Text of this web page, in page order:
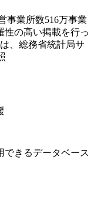
事業所数516万事業
性の高い掲載を行っ
、総務省統計局サ
できるデータベース